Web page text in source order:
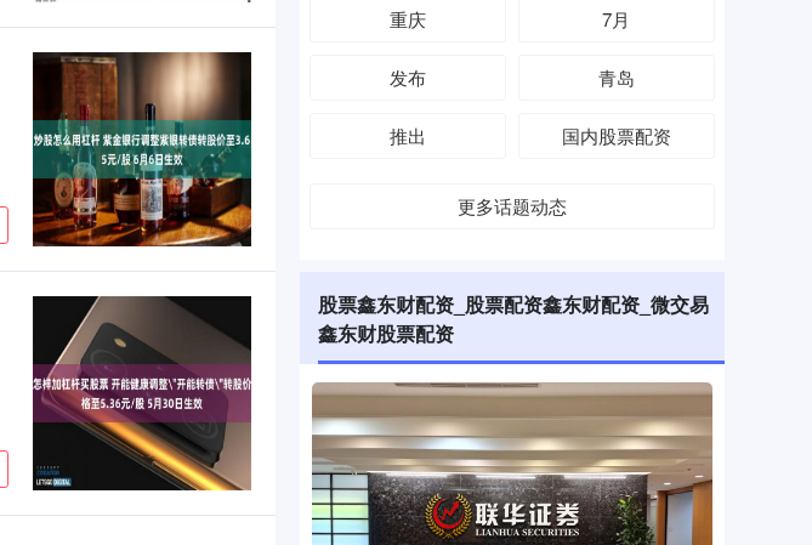
重庆 7月
发布 青岛
推出 国内股票配资
更多话题动态
股票鑫东财配资_股票配资鑫东财配资_微交易
鑫东财股票配资